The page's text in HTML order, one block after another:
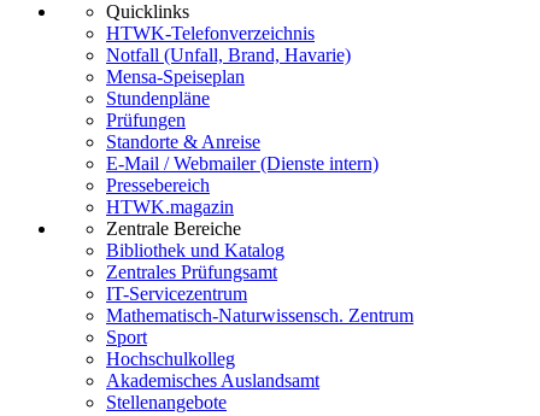
Quicklinks
HTWK-Telefonverzeichnis
Notfall (Unfall, Brand, Havarie)
Mensa-Speiseplan
Stundenpläne
Prüfungen
Standorte & Anreise
E-Mail / Webmailer (Dienste intern)
Pressebereich
HTWK.magazin
Zentrale Bereiche
Bibliothek und Katalog
Zentrales Prüfungsamt
IT-Servicezentrum
Mathematisch-Naturwissensch. Zentrum
Sport
Hochschulkolleg
Akademisches Auslandsamt
Stellenangebote